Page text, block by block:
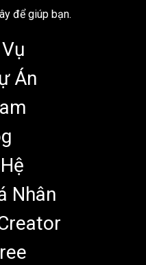
để giúp bạn.
Án
Nhân